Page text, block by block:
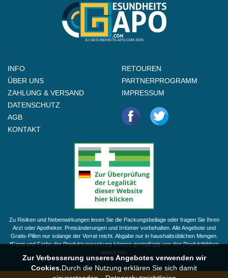
(C) GESUNDHEITS-APO.COM 2025
INFO
ÜBER UNS
ZAHLUNG & VERSAND
DATENSCHUTZ
AGB
KONTAKT
RETOUREN
PARTNERPROGRAMM
IMPRESSUM
Zu Risiken und Nebenwirkungen lesen Sie die Packungsbeilage oder fragen Sie Ihren
Arzt oder Apotheker. Preisänderungen und Irrtümer vorbehalten. Alle Angebote und
Gratis-Pillen nur solange der Vorrat reicht. Abgabe nur in haushaltsüblichen Mengen.
*Form und Farbe der Produktverpackung können geringfügig von den Produktbildern
abweichen.
Zur Verbesserung unseres Angebotes verwenden wir
Cookies.Durch die Nutzung erklären Sie sich damit